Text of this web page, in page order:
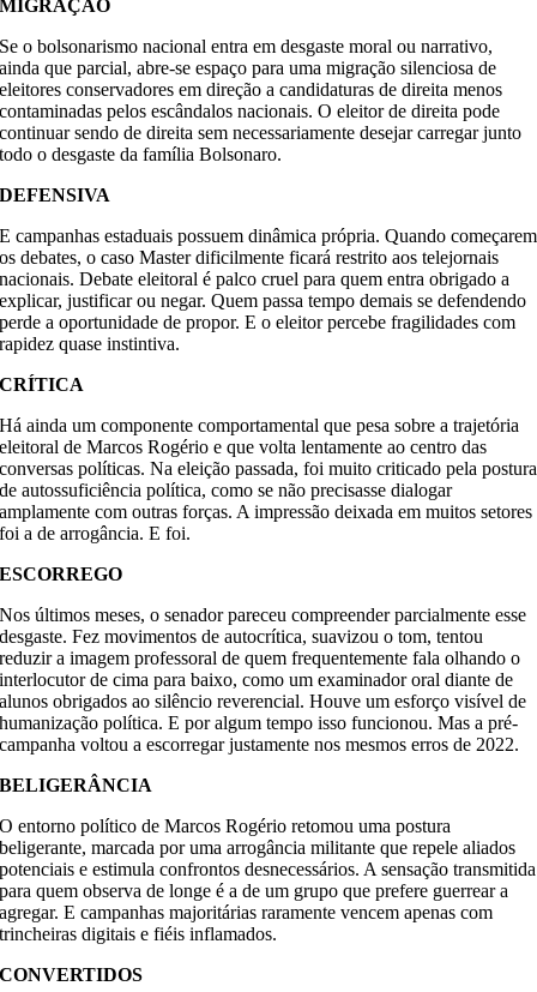
MIGRAÇÃO
Se o bolsonarismo nacional entra em desgaste moral ou narrativo,
ainda que parcial, abre-se espaço para uma migração silenciosa de
eleitores conservadores em direção a candidaturas de direita menos
contaminadas pelos escândalos nacionais. O eleitor de direita pode
continuar sendo de direita sem necessariamente desejar carregar junto
todo o desgaste da família Bolsonaro.
DEFENSIVA
E campanhas estaduais possuem dinâmica própria. Quando começarem
os debates, o caso Master dificilmente ficará restrito aos telejornais
nacionais. Debate eleitoral é palco cruel para quem entra obrigado a
explicar, justificar ou negar. Quem passa tempo demais se defendendo
perde a oportunidade de propor. E o eleitor percebe fragilidades com
rapidez quase instintiva.
CRÍTICA
Há ainda um componente comportamental que pesa sobre a trajetória
eleitoral de Marcos Rogério e que volta lentamente ao centro das
conversas políticas. Na eleição passada, foi muito criticado pela postura
de autossuficiência política, como se não precisasse dialogar
amplamente com outras forças. A impressão deixada em muitos setores
foi a de arrogância. E foi.
ESCORREGO
Nos últimos meses, o senador pareceu compreender parcialmente esse
desgaste. Fez movimentos de autocrítica, suavizou o tom, tentou
reduzir a imagem professoral de quem frequentemente fala olhando o
interlocutor de cima para baixo, como um examinador oral diante de
alunos obrigados ao silêncio reverencial. Houve um esforço visível de
humanização política. E por algum tempo isso funcionou. Mas a pré-
campanha voltou a escorregar justamente nos mesmos erros de 2022.
BELIGERÂNCIA
O entorno político de Marcos Rogério retomou uma postura
beligerante, marcada por uma arrogância militante que repele aliados
potenciais e estimula confrontos desnecessários. A sensação transmitida
para quem observa de longe é a de um grupo que prefere guerrear a
agregar. E campanhas majoritárias raramente vencem apenas com
trincheiras digitais e fiéis inflamados.
CONVERTIDOS